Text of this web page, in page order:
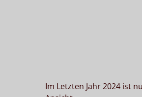
Im Letzten Jahr 2024 ist